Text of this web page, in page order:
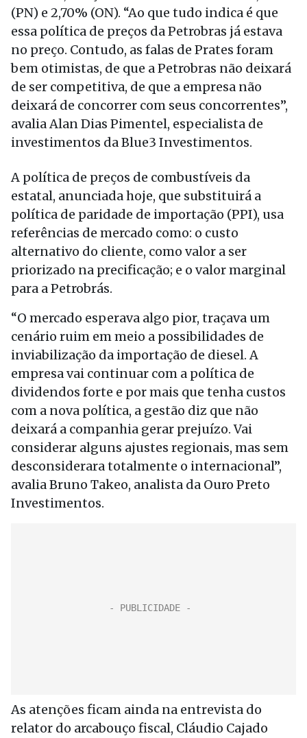
(PN) e 2,70% (ON). “Ao que tudo indica é que
essa política de preços da Petrobras já estava
no preço. Contudo, as falas de Prates foram
bem otimistas, de que a Petrobras não deixará
de ser competitiva, de que a empresa não
deixará de concorrer com seus concorrentes”,
avalia Alan Dias Pimentel, especialista de
investimentos da Blue3 Investimentos.
A política de preços de combustíveis da
estatal, anunciada hoje, que substituirá a
política de paridade de importação (PPI), usa
referências de mercado como: o custo
alternativo do cliente, como valor a ser
priorizado na precificação; e o valor marginal
para a Petrobrás.
“O mercado esperava algo pior, traçava um
cenário ruim em meio a possibilidades de
inviabilização da importação de diesel. A
empresa vai continuar com a política de
dividendos forte e por mais que tenha custos
com a nova política, a gestão diz que não
deixará a companhia gerar prejuízo. Vai
considerar alguns ajustes regionais, mas sem
desconsiderara totalmente o internacional”,
avalia Bruno Takeo, analista da Ouro Preto
Investimentos.
As atenções ficam ainda na entrevista do
relator do arcabouço fiscal, Cláudio Cajado